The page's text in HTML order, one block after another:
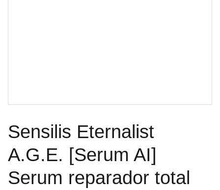
Sensilis Eternalist
A.G.E. [Serum AI]
Serum reparador total